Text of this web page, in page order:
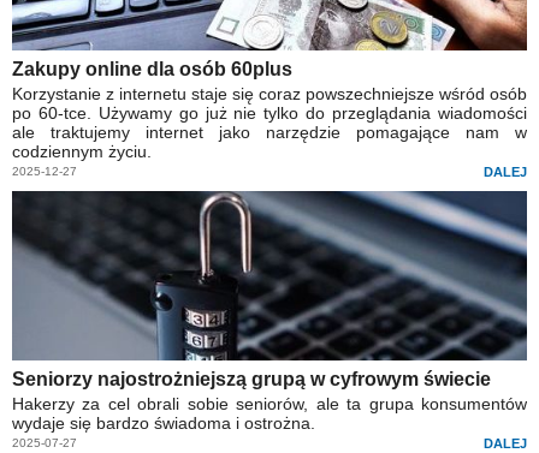
Zakupy online dla osób 60plus
Korzystanie z internetu staje się coraz powszechniejsze wśród osób
po 60-tce. Używamy go już nie tylko do przeglądania wiadomości
ale traktujemy internet jako narzędzie pomagające nam w
codziennym życiu.
2025-12-27 DALEJ
Seniorzy najostrożniejszą grupą w cyfrowym świecie
Hakerzy za cel obrali sobie seniorów, ale ta grupa konsumentów
wydaje się bardzo świadoma i ostrożna.
2025-07-27 DALEJ